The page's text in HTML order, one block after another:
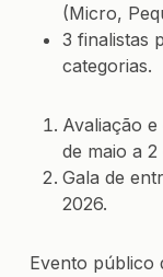
(Micro,
3 finalistas
categorias.
Avaliação
de maio a
Gala de
2026.
Evento público